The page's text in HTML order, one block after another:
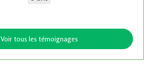
Voir tous les témoignages